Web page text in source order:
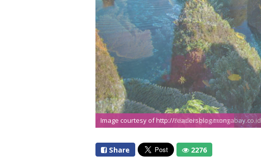
Image courtesy of http://readersblog.mongabay.co.id
Share 2276